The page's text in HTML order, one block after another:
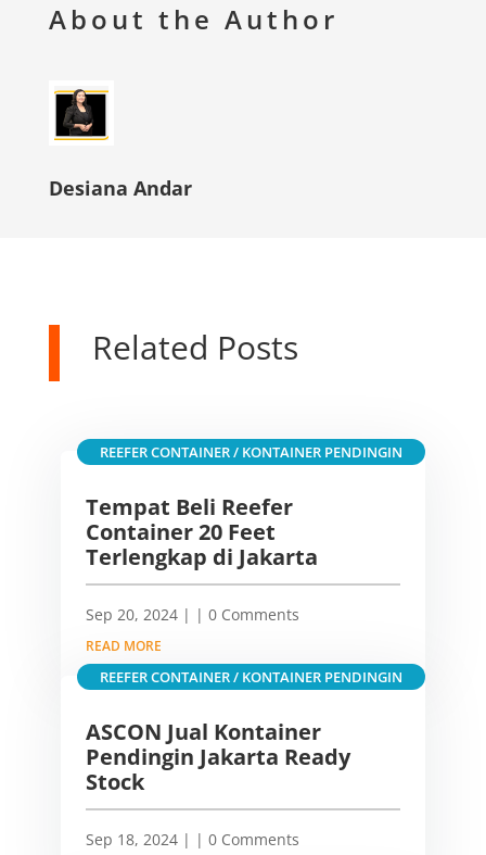
About the Author
Desiana Andar
Related Posts
Tempat Beli Reefer
Container 20 Feet
Terlengkap di Jakarta
Sep 20, 2024|
REEFER CONTAINER / KONTAINER PENDINGIN
| 0 Comments
READ MORE
ASCON Jual Kontainer
Pendingin Jakarta Ready
Stock
Sep 18, 2024|
REEFER CONTAINER / KONTAINER PENDINGIN
| 0 Comments